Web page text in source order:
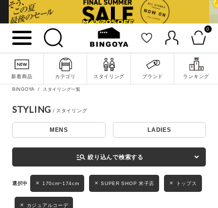
0
新着商品 カテゴリ スタイリング ブランド ランキング
詳細検索
キーワード
性別
MENS LADIES KIDS
BINGOYA スタイリング一覧
STYLING
MENS LADIES
manage_search 絞り込んで検索する
170cm~174cm SUPER SHOP 米子店 トップス
カジュアルコーデ